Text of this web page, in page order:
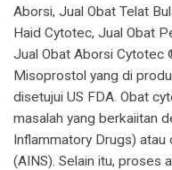
Aborsi, Jual Obat Telat
Haid Cytotec, Jual Obat
Jual Obat Aborsi Cytotec
Misoprostol yang di
disetujui US FDA. Obat
masalah yang berkaiitan
Inflammatory Drugs)
(AINS). Selain itu, proses